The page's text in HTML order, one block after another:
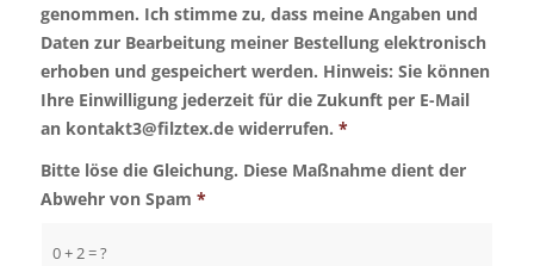
genommen. Ich stimme zu, dass meine Angaben und
Daten zur Bearbeitung meiner Bestellung elektronisch
erhoben und gespeichert werden. Hinweis: Sie können
Ihre Einwilligung jederzeit für die Zukunft per E-Mail
an kontakt3@filztex.de widerrufen. *
0 + 2 = ?
Bitte löse die Gleichung. Diese Maßnahme dient der
Abwehr von Spam *